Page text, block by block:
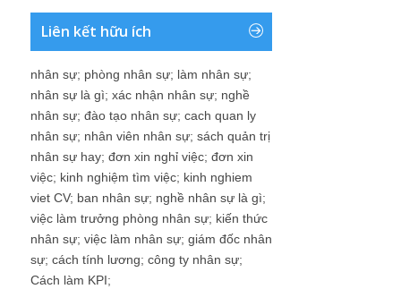
Liên kết hữu ích
nhân sự; phòng nhân sự; làm nhân sự;
nhân sự là gì; xác nhận nhân sự; nghề
nhân sự; đào tạo nhân sự; cach quan ly
nhân sự; nhân viên nhân sự; sách quản trị
nhân sự hay; đơn xin nghỉ việc; đơn xin
việc; kinh nghiệm tìm việc; kinh nghiem
viet CV; ban nhân sự; nghề nhân sự là gì;
việc làm trưởng phòng nhân sự; kiến thức
nhân sự; việc làm nhân sự; giám đốc nhân
sự; cách tính lương; công ty nhân sự;
Cách làm KPI;